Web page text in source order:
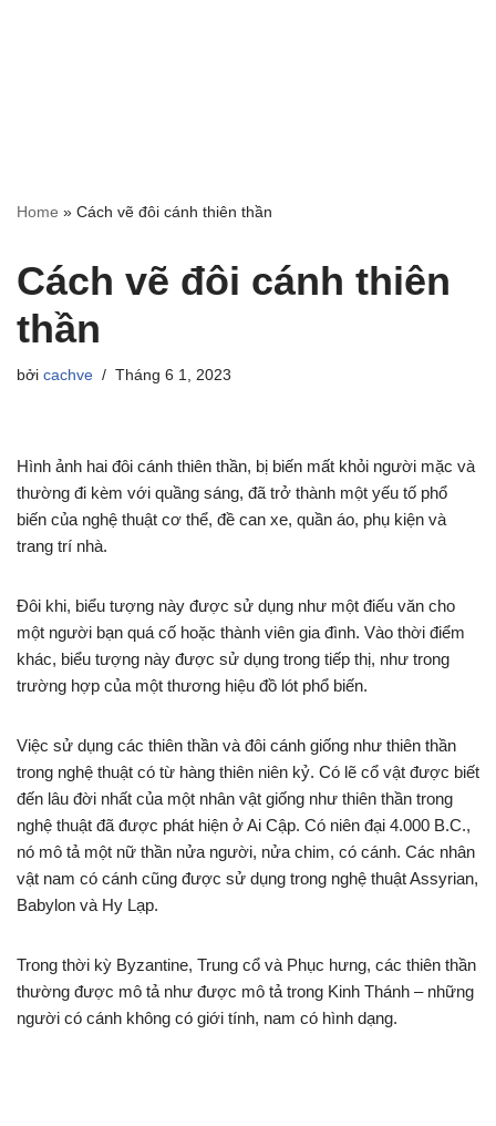
Home » Cách vẽ đôi cánh thiên thần
Cách vẽ đôi cánh thiên
thần
bởi cachve Tháng 6 1, 2023
Hình ảnh hai đôi cánh thiên thần, bị biến mất khỏi người mặc và
thường đi kèm với quầng sáng, đã trở thành một yếu tố phổ
biến của nghệ thuật cơ thể, đề can xe, quần áo, phụ kiện và
trang trí nhà.
Đôi khi, biểu tượng này được sử dụng như một điếu văn cho
một người bạn quá cố hoặc thành viên gia đình. Vào thời điểm
khác, biểu tượng này được sử dụng trong tiếp thị, như trong
trường hợp của một thương hiệu đồ lót phổ biến.
Việc sử dụng các thiên thần và đôi cánh giống như thiên thần
trong nghệ thuật có từ hàng thiên niên kỷ. Có lẽ cổ vật được biết
đến lâu đời nhất của một nhân vật giống như thiên thần trong
nghệ thuật đã được phát hiện ở Ai Cập. Có niên đại 4.000 B.C.,
nó mô tả một nữ thần nửa người, nửa chim, có cánh. Các nhân
vật nam có cánh cũng được sử dụng trong nghệ thuật Assyrian,
Babylon và Hy Lạp.
Trong thời kỳ Byzantine, Trung cổ và Phục hưng, các thiên thần
thường được mô tả như được mô tả trong Kinh Thánh – những
người có cánh không có giới tính, nam có hình dạng.